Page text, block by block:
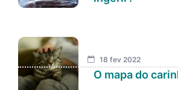
18 fev 2022
O mapa do